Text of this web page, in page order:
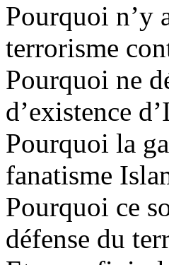
Pourquoi n’y
terrorisme
Pourquoi ne
d’existence
Pourquoi la
fanatisme
Pourquoi ce
défense du